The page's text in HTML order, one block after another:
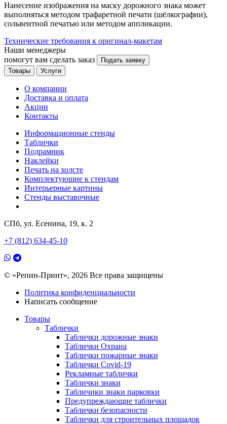
Нанесение изображения на маску дорожного знака может
выполняться методом трафаретной печати (шёлкографии),
сольвентной печатью или методом аппликации.
Технические требования к оригинал-макетам
Наши менеджеры
помогут вам сделать заказ
Подать заявку
Товары
Услуги
О компании
Доставка и оплата
Акции
Контакты
Информационные стенды
Таблички
Подрамник
Наклейки
Печать на холсте
Комплектующие к стендам
Интерьерные картины
Стенды выставочные
СПб, ул. Есенина, 19, к. 2
+7 (812) 634-45-10
© «Репин-Принт», 2026 Все права защищены
Политика конфиденциальности
Написать сообщение
Товары
Таблички
Таблички дорожные знаки
Таблички Охрана
Таблички пожарные знаки
Таблички Covid-19
Рекламные таблички
Таблички знаки
Табличики знаки парковки
Предупреждающие таблички
Таблички безопасности
Таблички для строительных площадок